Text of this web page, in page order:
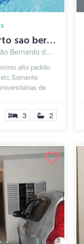
aluguel de quarto sao bernardo SP 2000,0...
do Campo - SP
alto padrão
de
3 2